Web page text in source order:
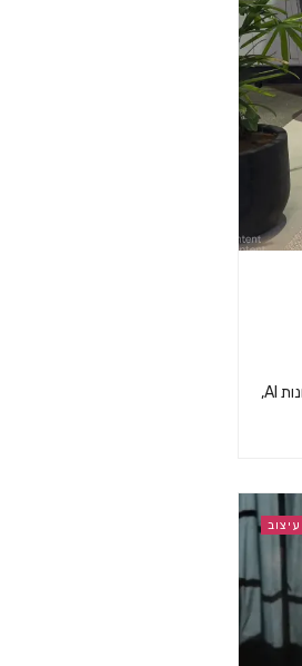
להתעורר לאנרגיות חדשות: קבוצת עמינח חושפת את קולקציית 2026–2027 עם פתרונות AI,
עיצוב